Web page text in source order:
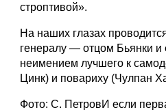
строптивой».
На наших глазах
генералу — отцом Бьянки и
неимением лучшего к
Цинк) и повариху (Чулпан
Фото: С. ПетровИ если